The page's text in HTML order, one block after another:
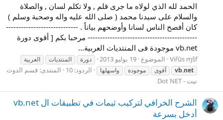
الحمد لله الذي لولاه ما جرى قلم , ولا تكلم لسان , والصلاة
والسلام على سيدنا محمد ( صلى الله عليه واله وصحبة وسلم )
كان أفصح الناس لسانا وأوضحهم بياناً . -----------------------------
-------------------------------------------- مرحبا بكم [ أقوى دورة
vb.net موجودة فى المنتديات العربية...
Viřŭs ɱŝf الموضوع 19 يوليو 2013 دورة المنتديات
العربية
vb.net
آقوى موجودة واسهلها الردود: 10 المنتدى: قسم الدوت
نيت - Dot NET
الشرح الخرافي لتركيب ثيمات في تطبيقات ال vb.net
أدخل بسرعة